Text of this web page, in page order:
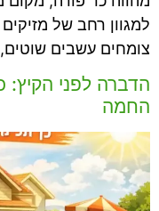
למגוון רחב של
צומחים עשבים
הדברה לפני הקיץ:
החמה